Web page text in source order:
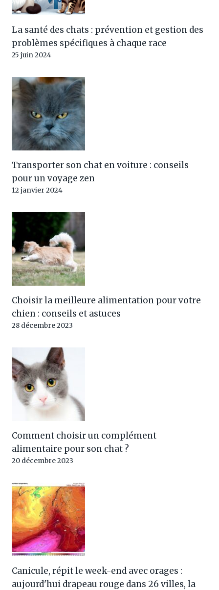
La santé des chats : prévention et gestion des
problèmes spécifiques à chaque race
25 juin 2024
Transporter son chat en voiture : conseils
pour un voyage zen
12 janvier 2024
Choisir la meilleure alimentation pour votre
chien : conseils et astuces
28 décembre 2023
Comment choisir un complément
alimentaire pour son chat ?
20 décembre 2023
Canicule, répit le week-end avec orages :
aujourd'hui drapeau rouge dans 26 villes, la